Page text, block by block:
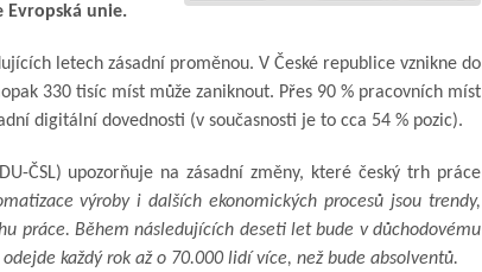
unie.
letech zásadní proměnou. V České republice vznikne do
330 tisíc míst může zaniknout. Přes 90 % pracovních míst
digitální dovednosti (v současnosti je to cca 54 % pozic).
ČSL) upozorňuje na zásadní změny, které český trh práce
výroby i dalších ekonomických procesů jsou trendy,
práce. Během následujících deseti let bude v důchodovému
každý rok až o 70.000 lidí více, než bude absolventů.